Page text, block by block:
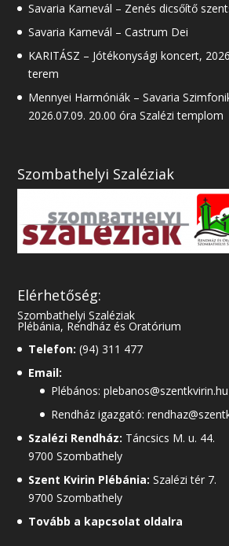
Savaria Karnevál – Zenés dicsőítő
Savaria Karnevál – Castrum Dei
KARITÁSZ – Jótékonysági koncert,
terem
Mennyei Harmóniák – Savaria
2026.07.09. 20.00 óra Szalézi templom
Szombathelyi Szaléziak
Elérhetőség:
Szombathelyi Szaléziak
Plébánia, Rendház és Oratórium
Telefon:(94) 311 477
Email:
Plébános: plebanos@szentkvirin.hu
Rendház igazgató:
Szalézi Rendház: Táncsics M. u. 44.
9700 Szombathely
Szent Kvirin Plébánia: Szalézi tér 7.
9700 Szombathely
Tovább a kapcsolat oldalra